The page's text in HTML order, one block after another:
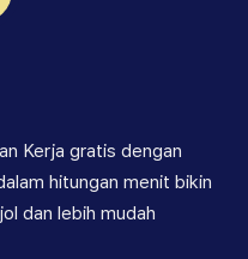
Kerja gratis dengan
hitungan menit bikin
dan lebih mudah